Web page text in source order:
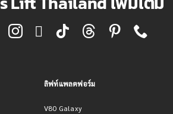
ลิฟท์แพลตฟอร์ม
V80 Galaxy